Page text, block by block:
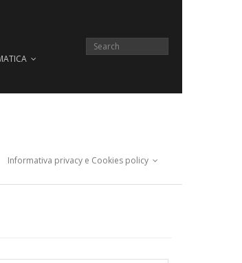
Informativa privacy e Cookies policy